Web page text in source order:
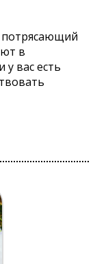
в
у вас есть